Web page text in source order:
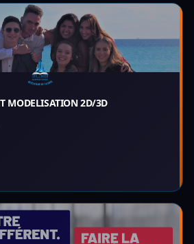
MODELISATION 2D/3D